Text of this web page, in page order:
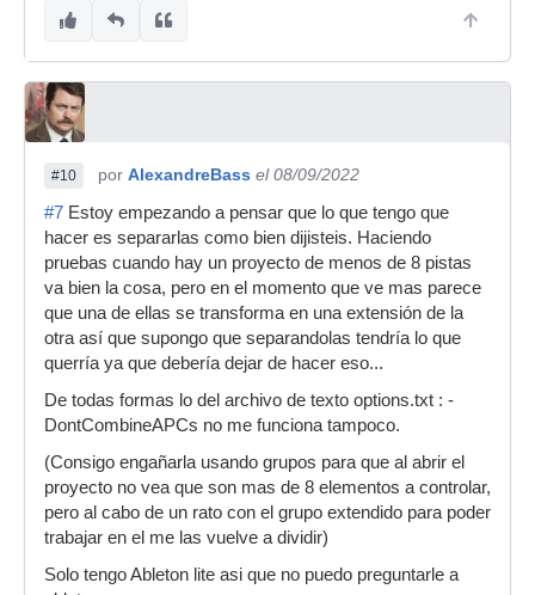
#10 por AlexandreBass el 08/09/2022
#7 Estoy empezando a pensar que lo que tengo que
hacer es separarlas como bien dijisteis. Haciendo
pruebas cuando hay un proyecto de menos de 8 pistas
va bien la cosa, pero en el momento que ve mas parece
que una de ellas se transforma en una extensión de la
otra así que supongo que separandolas tendría lo que
querría ya que debería dejar de hacer eso...
De todas formas lo del archivo de texto options.txt : -
DontCombineAPCs no me funciona tampoco.
(Consigo engañarla usando grupos para que al abrir el
proyecto no vea que son mas de 8 elementos a controlar,
pero al cabo de un rato con el grupo extendido para poder
trabajar en el me las vuelve a dividir)
Solo tengo Ableton lite asi que no puedo preguntarle a